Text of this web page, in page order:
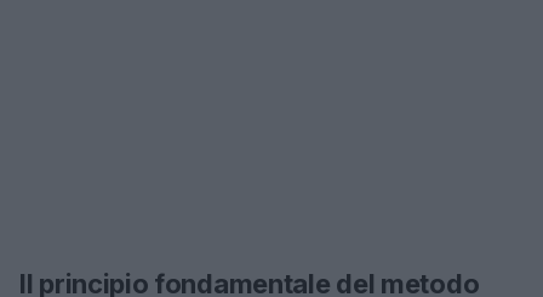
Il principio fondamentale del metodo